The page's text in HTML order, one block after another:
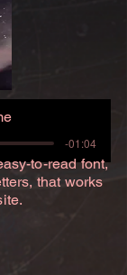
-01:04
to-read font,
that works